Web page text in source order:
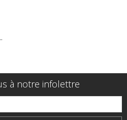
à notre infolettre